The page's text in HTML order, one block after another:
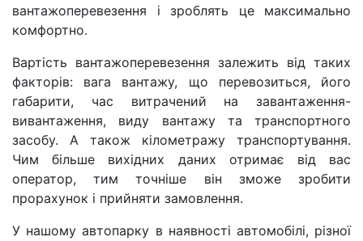
вантажоперевезення і зроблять це максимально
комфортно.
Вартість вантажоперевезення залежить від таких
факторів: вага вантажу, що перевозиться, його
габарити, час витрачений на завантаження-
вивантаження, виду вантажу та транспортного
засобу. А також кілометражу транспортування.
Чим більше вихідних даних отримає від вас
оператор, тим точніше він зможе зробити
прорахунок і прийняти замовлення.
У нашому автопарку в наявності автомобілі, різної